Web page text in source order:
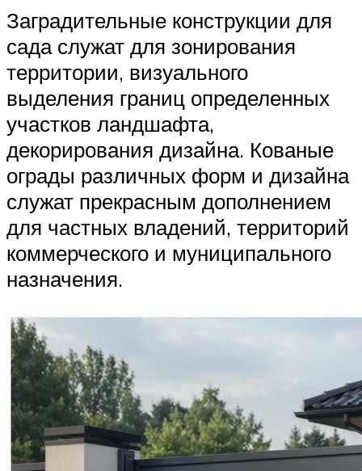
Заградительные конструкции для
сада служат для зонирования
территории, визуального
выделения границ определенных
участков ландшафта,
декорирования дизайна. Кованые
ограды различных форм и дизайна
служат прекрасным дополнением
для частных владений, территорий
коммерческого и муниципального
назначения.